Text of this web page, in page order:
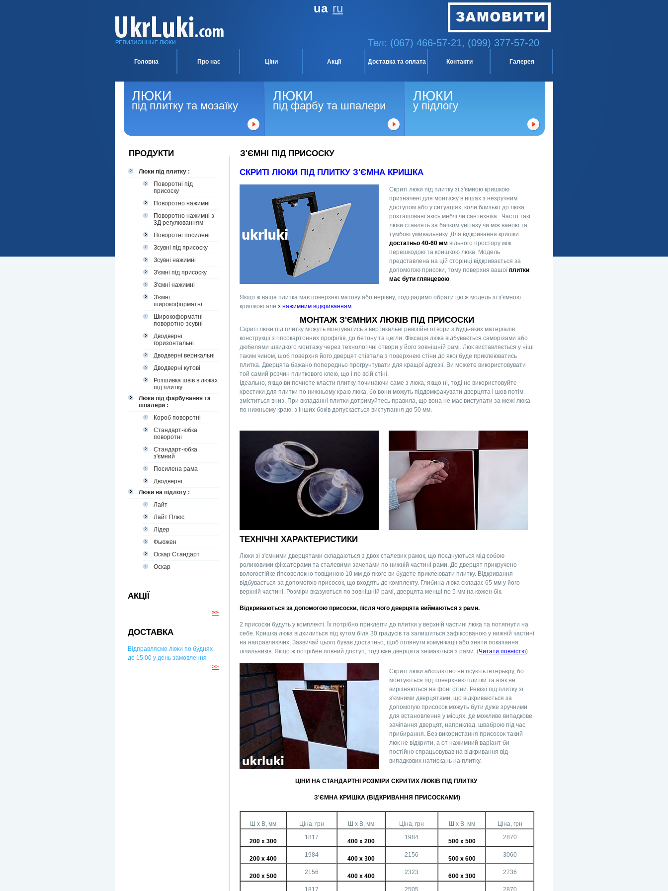
ru
ua
Тел: (067) 466-57-21, (099) 377-57-20
Головна Про нас Ціни Акції Доставка та оплата Контакти Галерея
ЛЮКИ
під плитку та мозаїку
ЛЮКИ
під фарбу та шпалери
ЛЮКИ
у підлогу
ПРОДУКТИ
Люки під плитку :
Поворотні під
присоску
Поворотно нажимні
Поворотно нажимні з
3Д регулюванням
Поворотні посилені
Зсувні під присоску
Зсувні нажимні
З'ємні під присоску
З'ємні нажимні
З'ємні
широкоформатні
Широкоформатні
поворотно-зсувні
Дводверні
горизонтальні
Дводверні верикальні
Дводверні кутові
Розшивка швів в люках
під плитку
Люки під фарбування та
шпалери :
Короб поворотні
Стандарт-юбка
поворотні
Стандарт-юбка
з'ємний
Посилена рама
Дводверні
Люки на підлогу :
Лайт
Лайт Плюс
Лідер
Фьюжен
Оскар Стандарт
Оскар
АКЦІЇ
>>
ДОСТАВКА
Відправляємо люки по буднях
до 15:00 у день замовлення
>>
З'ЄМНІ ПІД ПРИСОСКУ
СКРИТІ ЛЮКИ ПІД ПЛИТКУ З'ЄМНА КРИШКА
Скриті люки під плитку зі з'ємною кришкою
призначені для монтажу в нішах з незручним
доступом або у ситуаціях, коли близько до люка
розташовані якісь меблі чи сантехніка. Часто такі
люки ставлять за бачком унітазу чи між ваною та
тумбою умивальнику. Для відкривання кришки
достатньо 40-60 мм вільного простору між
перешкодою та кришкою люка. Модель
представлена на цій сторінці відкривається за
допомогою присоки, тому поверхня вашоїплитки
має бути глянцевою.
Якщо ж ваша плитка має поверхню матову або нерівну, тоді радимо обрати цю ж модель зі з'ємною
кришкою але з нажимним відкриванням.
МОНТАЖ З'ЄМНИХ ЛЮКІВ ПІД ПРИСОСКИ
Скриті люки під плитку можуть монтуватись в вертикальні ревізійні отвори з будь-яких матеріалів:
конструкції з гіпсокартонних профілів, до бетону та цегли. Фіксація люка відбувається саморізами або
дюбелями швидкого монтажу через технологічні отвори у його зовнішній рамі. Люк виставляється у ніші
таким чином, шоб поверхня його дверцят співпала з поверхнею стіни до якої буде приклеюватись
плитка. Дверцята бажано попередньо прогрунтувати для кращої адгезії. Ви можете використовувати
той самий розчин плиткового клею, що і по всій стіні.
Ідеально, якщо ви почнете класти плитку починаючи саме з люка, якщо ні, тоді не використовуйте
хрестики для плитки по нижньому краю люка, бо вони можуть піддомкрачувати дверцята і шов потім
зміститься вниз. При вкладанні плитки дотримуйтесь правила, що вона не має виступати за межі люка
по нижньому краю, з інших боків допускається виступання до 50 мм.
ТЕХНІЧНІ ХАРАКТЕРИСТИКИ
Люки зі з'ємними дверцятами складаються з двох сталевих рамок, що поєднуються мід собою
роликовими фіксаторами та сталевими зачепами по нижній частині рами. До дверцят прикручено
вологостійке гіпсоволокно товщиною 10 мм до якого ви будете приклеювати плитку. Відкривання
відбувається за допомогою присосок, що входять до комплекту. Глибина люка складає 65 мм у його
верхній частині. Розміри вказуються по зовнішній рамі, дверцята менші по 5 мм на кожен бік.
Відкриваються за допомогою присоски, після чого дверцята виймаються з рами.
2 присоски будуть у комплекті. Їх потрібно приклеїти до плитки у верхній частині люка та потягнути на
себе. Кришка люка відхилиться під кутом біля 30 градусів та залишиться зафіксованою у нижній частині
на направляючих, Зазвичай цього буває достатньо, щоб оглянути комунікації або зняти показання
лічильників. Якщо ж потрібен повний доступ, тоді вже дверцята знімаються з рами. (Читати повністю)
Скриті люки абсолютно не псують інтерьєру, бо
монтуються під поверхнею плитки та ніяк не
вирізняються на фоні стіни. Ревізії під плитку зі
з'ємними дверцятами, що відкриваються за
допомогую присосок можуть бути дуже зручними
для встановлення у місцях, де можливе випадкове
зачіпання дверцят, наприклад, шваброю під час
прибирання. Без використання присосок такий
люк не відкрити, а от нажимний варіант би
постійно спрацьовував на відкривання від
випадкових натискань на плитку.
ЦІНИ НА СТАНДАРТНІ РОЗМІРИ СКРИТИХ ЛЮКІВ ПІД ПЛИТКУ
З'ЄМНА КРИШКА (ВІДКРИВАННЯ ПРИСОСКАМИ)
Ш х В, мм Ціна, грн Ш х В, мм Ціна, грн Ш х В, мм Ціна, грн
200 х 300
1817
400 х 200
1984
500 х 500
2870
200 х 400
1984
400 х 300
2156
500 х 600
3060
200 х 500
2156
400 х 400
2323
600 х 300
2736
1817 2505 2870